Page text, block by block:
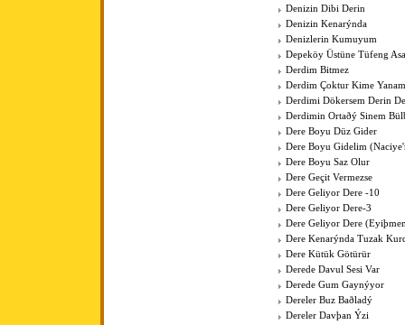
Denizin Dibi Derin
Denizin Kenarýnda
Denizlerin Kumuyum
Depeköy Üstüne Tüfeng
Derdim Bitmez
Derdim Çoktur Kime
Derdimi Dökersem Derin
Derdimin Ortaðý Sinem
Dere Boyu Düz Gider
Dere Boyu Gidelim
Dere Boyu Saz Olur
Dere Geçit Vermezse
Dere Geliyor Dere -10
Dere Geliyor Dere-3
Dere Geliyor Dere
Dere Kenarýnda Tuzak
Dere Kütük Götürür
Derede Davul Sesi Var
Derede Gum Gaynýyor
Dereler Buz Baðladý
Dereler Davþan Ýzi